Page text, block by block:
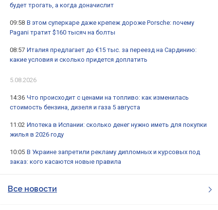
будет трогать, а когда доначислит
09:58 В этом суперкаре даже крепеж дороже Porsche: почему
Pagani тратит $160 тысяч на болты
08:57 Италия предлагает до €15 тыс. за переезд на Сардинию:
какие условия и сколько придется доплатить
5.08.2026
14:36 Что происходит с ценами на топливо: как изменилась
стоимость бензина, дизеля и газа 5 августа
11:02 Ипотека в Испании: сколько денег нужно иметь для покупки
жилья в 2026 году
10:05 В Украине запретили рекламу дипломных и курсовых под
заказ: кого касаются новые правила
Все новости